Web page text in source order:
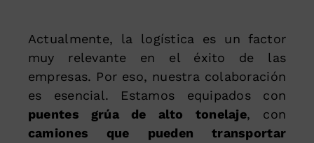
Actualmente, la logística es un factor
muy relevante en el éxito de las
empresas. Por eso, nuestra colaboración
es esencial. Estamos equipados con
puentes grúa de alto tonelaje, con
camiones que pueden transportar